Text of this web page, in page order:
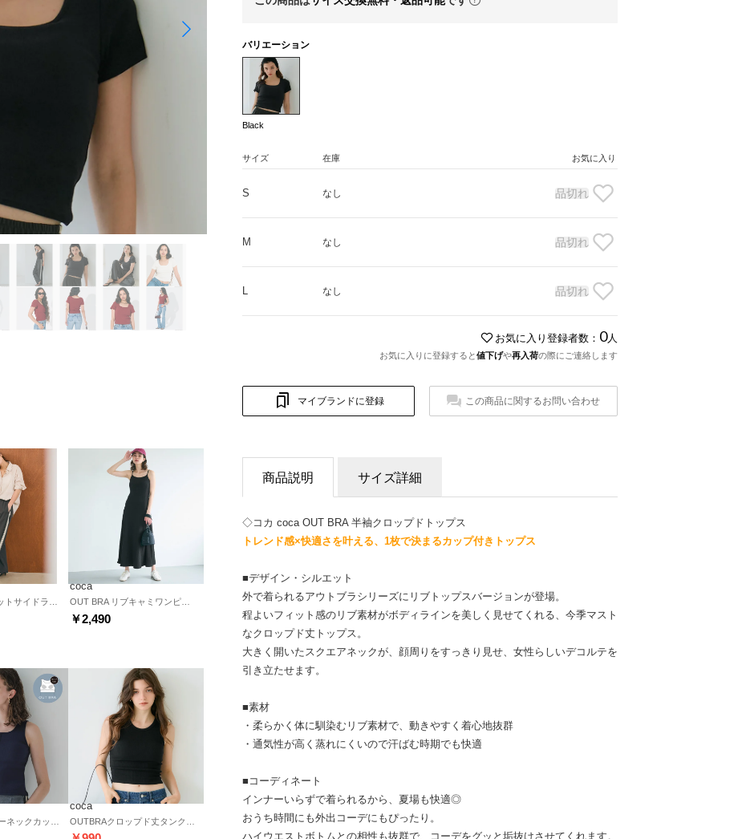
coca
￥2,490
coca
バリエーション
Black
サイズ 在庫 お気に入り
S なし 品切れ
M なし 品切れ
L なし 品切れ
お気に入り登録者数： 0人
お気に入りに登録すると値下げや再入荷の際にご連絡します
マイブランドに登録 この商品に関するお問い合わせ
商品説明 サイズ詳細
◇コカ coca OUT BRA 半袖クロップドトップス
トレンド感×快適さを叶える、1枚で決まるカップ付きトップス
■デザイン・シルエット
外で着られるアウトブラシリーズにリブトップスバージョンが登場。
程よいフィット感のリブ素材がボディラインを美しく見せてくれる、今季マスト
なクロップド丈トップス。
大きく開いたスクエアネックが、顔周りをすっきり見せ、女性らしいデコルテを
引き立たせます。
■素材
・柔らかく体に馴染むリブ素材で、動きやすく着心地抜群
・通気性が高く蒸れにくいので汗ばむ時期でも快適
■コーディネート
インナーいらずで着られるから、夏場も快適◎
おうち時間にも外出コーデにもぴったり。
ハイウエストボトムとの相性も抜群で、コーデをグッと垢抜けさせてくれます。